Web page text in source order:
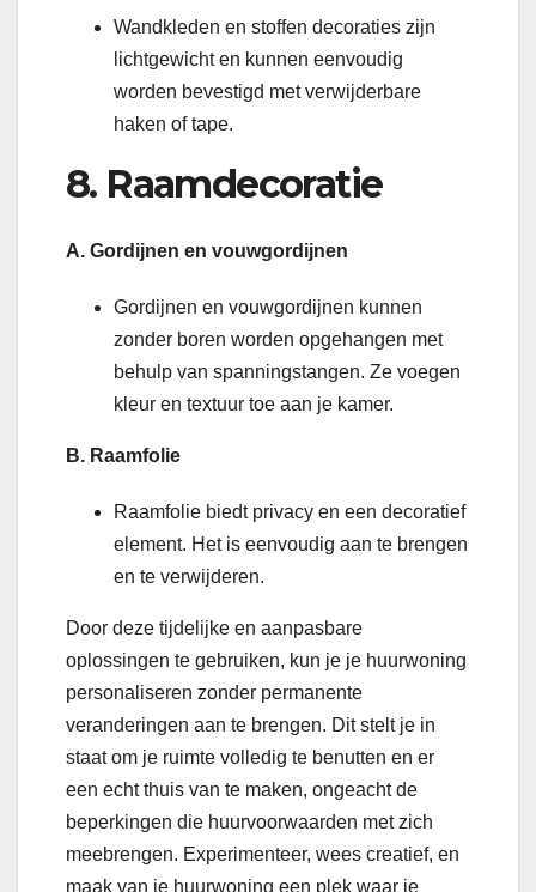
Wandkleden en stoffen decoraties zijn
lichtgewicht en kunnen eenvoudig
worden bevestigd met verwijderbare
haken of tape.
8. Raamdecoratie
A. Gordijnen en vouwgordijnen
Gordijnen en vouwgordijnen kunnen
zonder boren worden opgehangen met
behulp van spanningstangen. Ze voegen
kleur en textuur toe aan je kamer.
B. Raamfolie
Raamfolie biedt privacy en een decoratief
element. Het is eenvoudig aan te brengen
en te verwijderen.
Door deze tijdelijke en aanpasbare
oplossingen te gebruiken, kun je je huurwoning
personaliseren zonder permanente
veranderingen aan te brengen. Dit stelt je in
staat om je ruimte volledig te benutten en er
een echt thuis van te maken, ongeacht de
beperkingen die huurvoorwaarden met zich
meebrengen. Experimenteer, wees creatief, en
maak van je huurwoning een plek waar je